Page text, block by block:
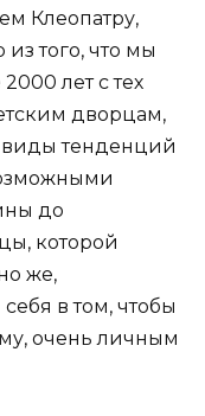
Клеопатру,
того, что мы
лет с тех
дворцам,
виды тенденций
до
которой
же,
в том, чтобы
очень личным